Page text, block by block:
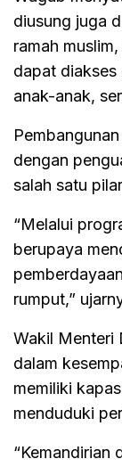
diusung juga
ramah
dapat diakses
anak-anak,
dengan
salah satu
“Melalui
berupaya
rumput,”
Wakil Menteri
dalam
memiliki
menduduki
“Kemandirian